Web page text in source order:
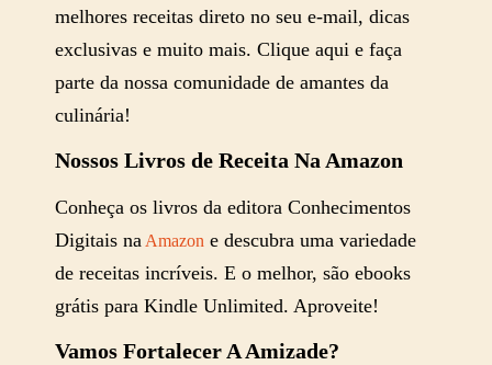
melhores receitas direto no seu e-mail, dicas
exclusivas e muito mais. Clique aqui e faça
parte da nossa comunidade de amantes da
culinária!
Nossos Livros de Receita Na Amazon
Conheça os livros da editora Conhecimentos
Digitais na Amazon e descubra uma variedade
de receitas incríveis. E o melhor, são ebooks
grátis para Kindle Unlimited. Aproveite!
Vamos Fortalecer A Amizade?